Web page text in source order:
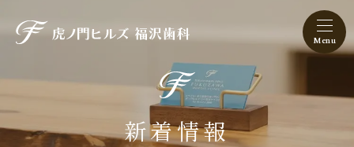
虎ノ門ヒルズ 福沢歯科
新着情報